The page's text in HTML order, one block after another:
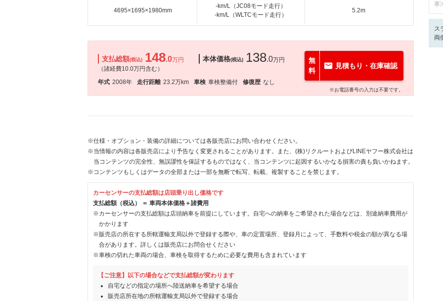
4695×1695×1980mm
-km/L（JC08モード走行）
-km/L（WLTCモード走行）
5.2m
支払総額(税込) 148.0万円
（諸経費10.0万円含む）
本体価格(税込) 138.0万円
年式 2008年 走行距離 23.2万km 車検 車検整備付 修復歴 なし
無
料
見積もり・在庫確認
※お電話番号の入力は不要です。
※仕様・オプション・装備の詳細については各販売店にお問い合わせください。
※当情報の内容は各販売店により予告なく変更されることがあります。また、(株)リクルートおよびLINEヤフー株式会社は
当コンテンツの完全性、無誤謬性を保証するものではなく、当コンテンツに起因するいかなる損害の責も負いかねます。
※コンテンツもしくはデータの全部または一部を無断で転写、転載、複製することを禁じます。
カーセンサーの支払総額は店頭乗り出し価格です
支払総額（税込） ＝ 車両本体価格＋諸費用
※カーセンサーの支払総額は店頭納車を前提にしています。自宅への納車をご希望された場合などは、別途納車費用が
かかります
※販売店の所在する所轄運輸支局以外で登録する際や、車の定置場所、登録月によって、手数料や税金の額が異なる場
合があります。詳しくは販売店にお問合せください
※車検の切れた車両の場合、車検を取得するために必要な費用も含まれています
【ご注意】以下の場合などで支払総額が変わります
自宅などの指定の場所へ陸送納車を希望する場合
販売店所在地の所轄運輸支局以外で登録する場合
寒
ス
両